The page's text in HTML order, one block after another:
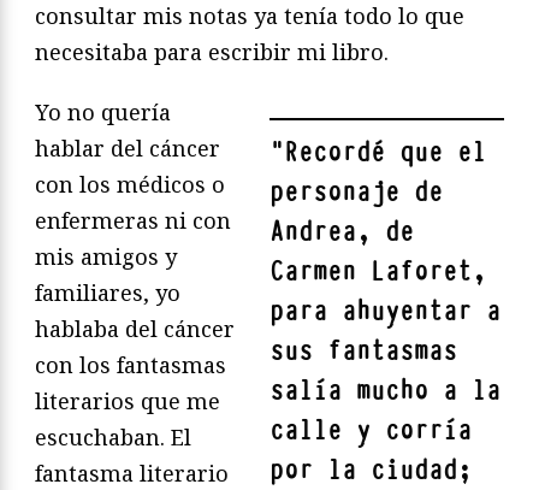
consultar mis notas ya tenía todo lo que
necesitaba para escribir mi libro.
"Recordé que el
personaje de
Andrea, de
Carmen Laforet,
para ahuyentar a
sus fantasmas
salía mucho a la
calle y corría
por la ciudad;
Yo no quería
hablar del cáncer
con los médicos o
enfermeras ni con
mis amigos y
familiares, yo
hablaba del cáncer
con los fantasmas
literarios que me
escuchaban. El
fantasma literario